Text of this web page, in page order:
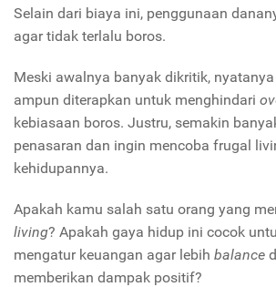
Selain dari biaya ini, penggunaan
agar tidak terlalu boros.
Meski awalnya banyak dikritik, nyatanya
ampun diterapkan untuk menghindari
kebiasaan boros. Justru, semakin
penasaran dan ingin mencoba frugal
kehidupannya.
Apakah kamu salah satu orang yang
living? Apakah gaya hidup ini cocok
mengatur keuangan agar lebih balance
memberikan dampak positif?